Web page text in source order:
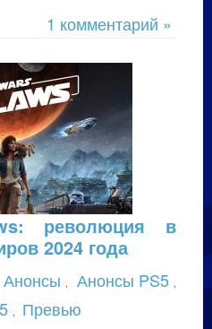
1 комментарий »
революция в
2024 года
Анонсы Анонсы PS5
Превью